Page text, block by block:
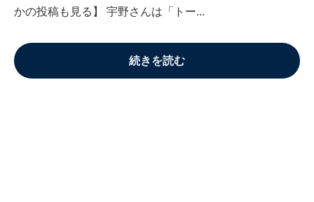
かの投稿も見る】 宇野さんは「トー...
続きを読む